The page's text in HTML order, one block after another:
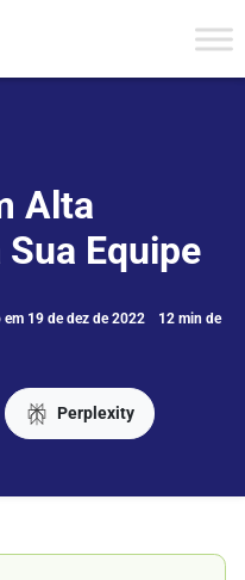
Alta
Equipe
19 de dez de 2022
12 min de
Perplexity